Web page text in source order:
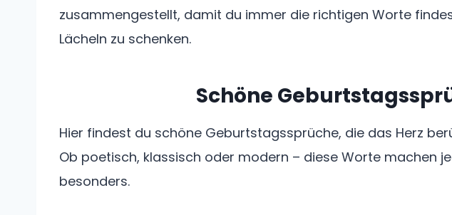
zusammengestellt, damit du immer die richtigen Worte
Lächeln zu schenken.
Schöne
Hier findest du schöne Geburtstagssprüche, die das Herz
Ob poetisch, klassisch oder modern – diese Worte machen
besonders.